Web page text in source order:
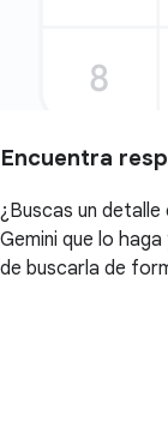
Encuentra
¿Buscas un
Gemini que lo
de buscarla de